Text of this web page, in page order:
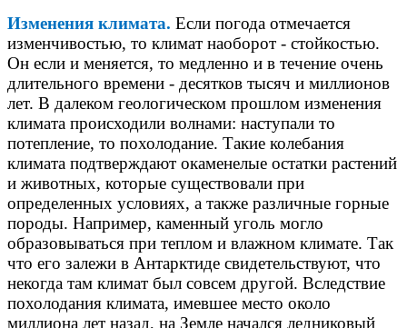
Изменения климата. Если погода отмечается
изменчивостью, то климат наоборот - стойкостью.
Он если и меняется, то медленно и в течение очень
длительного времени - десятков тысяч и миллионов
лет. В далеком геологическом прошлом изменения
климата происходили волнами: наступали то
потепление, то похолодание. Такие колебания
климата подтверждают окаменелые остатки растений
и животных, которые существовали при
определенных условиях, а также различные горные
породы. Например, каменный уголь могло
образовываться при теплом и влажном климате. Так
что его залежи в Антарктиде свидетельствуют, что
некогда там климат был совсем другой. Вследствие
похолодания климата, имевшее место около
миллиона лет назад, на Земле начался ледниковый